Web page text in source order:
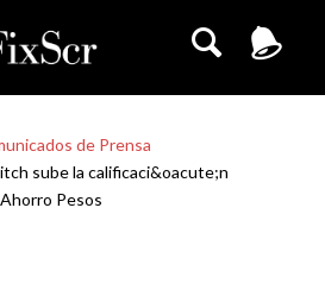
de Prensa
sube la calificaci&oacute;n
Pesos